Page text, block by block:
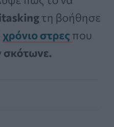
τη βοήθησε
χρόνιο στρες που
σκότωνε.